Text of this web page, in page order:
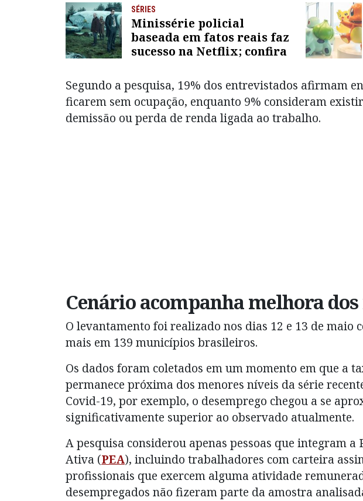
SÉRIES
Minissérie policial
baseada em fatos reais faz
sucesso na Netflix; confira
Segundo a pesquisa, 19% dos entrevistados afirmam
ficarem sem ocupação, enquanto 9% consideram
demissão ou perda de renda ligada ao trabalho.
Cenário acompanha melhora
O levantamento foi realizado nos dias 12 e 13 de maio
mais em 139 municípios brasileiros.
Os dados foram coletados em um momento em que a
permanece próxima dos menores níveis da série
Covid-19, por exemplo, o desemprego chegou a se
significativamente superior ao observado atualmente.
A pesquisa considerou apenas pessoas que integram a
Ativa (PEA), incluindo trabalhadores com carteira
profissionais que exercem alguma atividade
desempregados não fizeram parte da amostra